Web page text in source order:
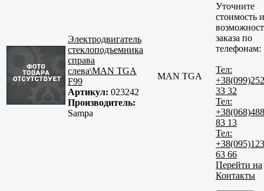
Электродвигатель
стеклоподъемника
справа
слева\MAN TGA
F99
Артикул: 023242
Производитель:
Sampa
MAN TGA
Уточните
стоимость и
заказа по
телефонам:
Тел:
+38(099)252
33 32
Тел:
+38(068)488
83 13
Тел:
+38(095)123
63 66
Перейти на
Контакты